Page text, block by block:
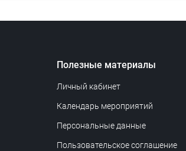
Полезные материалы
Личный кабинет
Календарь мероприятий
Персональные данные
Пользовательское соглашение